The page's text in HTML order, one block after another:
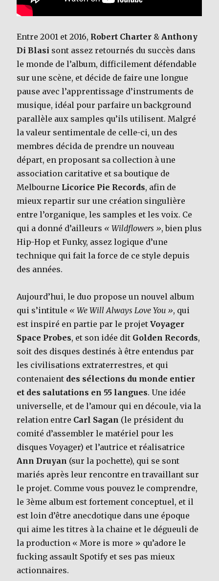
Entre 2001 et 2016, Robert Charter &Anthony
Di Blasi sont assez retournés du succès dans
le monde de l’album, difficilement défendable
sur une scène, et décide de faire une longue
pause avec l’apprentissage d’instruments de
musique, idéal pour parfaire un background
parallèle aux samples qu’ils utilisent. Malgré
la valeur sentimentale de celle-ci, un des
membres décida de prendre un nouveau
départ, en proposant sa collection à une
association caritative et sa boutique de
Melbourne Licorice Pie Records, afin de
mieux repartir sur une création singulière
entre l’organique, les samples et les voix. Ce
qui a donné d’ailleurs « Wildflowers », bien plus
Hip-Hop et Funky, assez logique d’une
technique qui fait la force de ce style depuis
des années.
Aujourd’hui, le duo propose un nouvel album
qui s’intitule « We Will Always Love You », qui
est inspiré en partie par le projetVoyager
Space Probes, et son idée dit Golden Records,
soit des disques destinés à être entendus par
les civilisations extraterrestres, et qui
contenaient des sélections du monde entier
et des salutations en 55 langues. Une idée
universelle, et de l’amour qui en découle, via la
relation entre Carl Sagan (le président du
comité d’assembler le matériel pour les
disques Voyager) et l’autrice et réalisatrice
Ann Druyan (sur la pochette), qui se sont
mariés après leur rencontre en travaillant sur
le projet. Comme vous pouvez le comprendre,
le 3ème album est fortement conceptuel, et il
est loin d’être anecdotique dans une époque
qui aime les titres à la chaine et le dégueuli de
la production « More is more » qu’adore le
fucking assault Spotify et ses pas mieux
actionnaires.